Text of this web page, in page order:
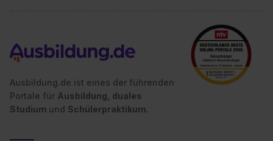
II). Du kannst die von dir erteilte Einwilligung jederzeit mit
Wirkung für die Zukunft ganz oder teilweise über unsere
Datenschutzerklärung unter dem Punkt „Datenschutz-
Einstellungen“ widerrufen. Weitere Informationen zu den
einzelnen Cookies findest du durch Klick auf „Details
zeigen“. Weitere Informationen:
Ausbildung.de ist eines der führenden
Portale für Ausbildung, duales
Studium und Schülerpraktikum.